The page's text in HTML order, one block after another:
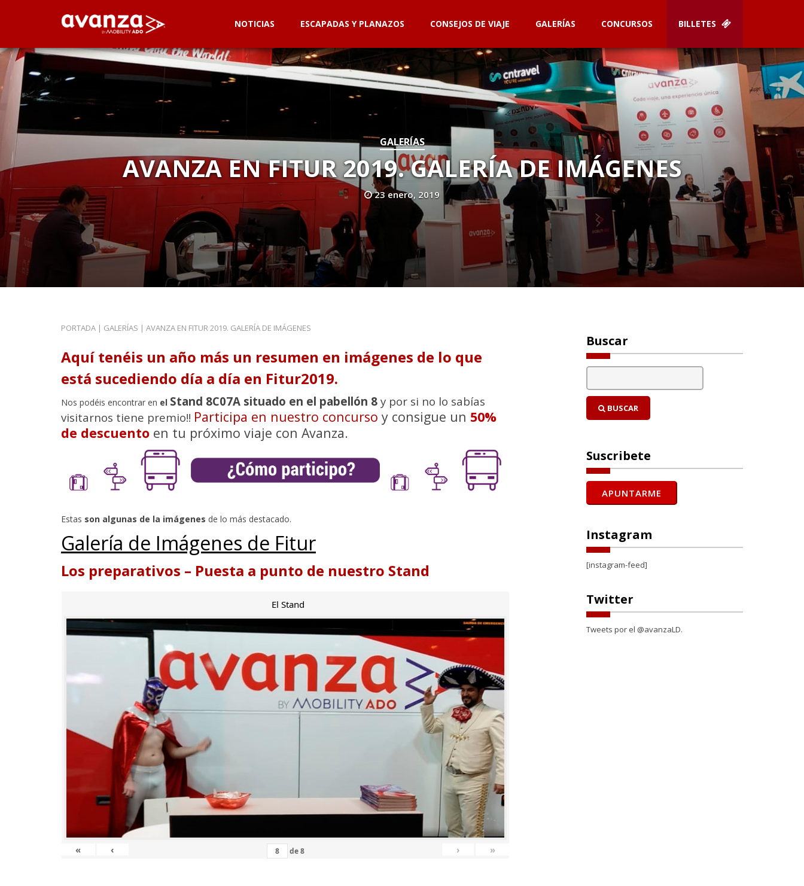
NOTICIAS ESCAPADAS Y PLANAZOS CONSEJOS DE VIAJE GALERÍAS CONCURSOS BILLETES
GALERÍAS
AVANZA EN FITUR 2019. GALERÍA DE IMÁGENES
23 enero, 2019
PORTADA | GALERÍAS | AVANZA EN FITUR 2019. GALERÍA DE IMÁGENES
Aquí tenéis un año más un resumen en imágenes de lo que
está sucediendo día a día en Fitur2019.
Nos podéis encontrar en el Stand 8C07A situado en el pabellón 8 y por si no lo sabías
visitarnos tiene premio!! Participa en nuestro concurso y consigue un 50%
de descuento en tu próximo viaje con Avanza.
Estas son algunas de la imágenes de lo más destacado.
Galería de Imágenes de Fitur
Los preparativos – Puesta a punto de nuestro Stand
El Stand
« ‹ de8 › »
Buscar
BUSCAR
Suscribete
Instagram
[instagram-feed]
Twitter
Tweets por el @avanzaLD.